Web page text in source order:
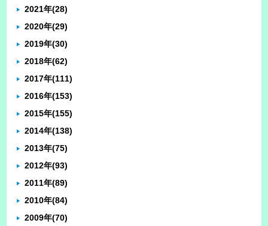
2021年(28)
2020年(29)
2019年(30)
2018年(62)
2017年(111)
2016年(153)
2015年(155)
2014年(138)
2013年(75)
2012年(93)
2011年(89)
2010年(84)
2009年(70)